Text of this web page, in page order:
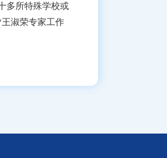
多所特殊学校或
淑荣专家工作